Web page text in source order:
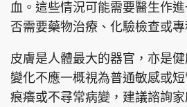
血。這些情況可能需要醫生作
否需要藥物治療、化驗檢查或專
皮膚是人體最大的器官，亦是
變化不應一概視為普通敏感或
痕癢或不尋常病變，建議諮詢